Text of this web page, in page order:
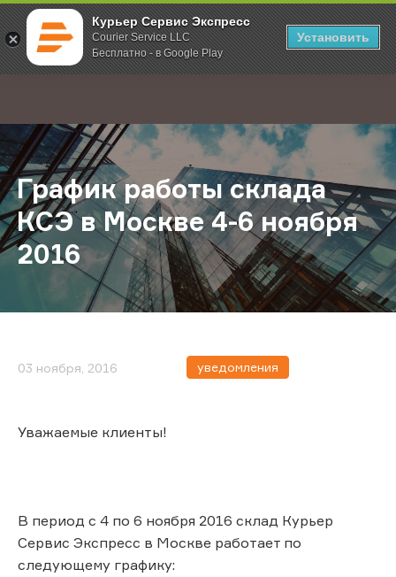
Курьер Сервис Экспресс
Courier Service LLC
Бесплатно - в Google Play
Установить
; Главная О компании Новости График работы склада КСЭ в
График работы склада
КСЭ в Москве 4-6 ноября
2016
03 ноября, 2016 уведомления
Уважаемые клиенты!
В период с 4 по 6 ноября 2016 склад Курьер
Сервис Экспресс в Москве работает по
следующему графику: